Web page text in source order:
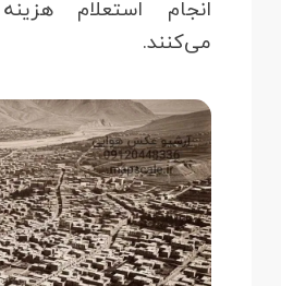
انجام استعلام
می‌کنند.